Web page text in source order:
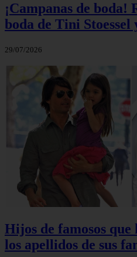
¡Campanas de boda!
boda de Tini
29/07/2026
Hijos de famosos que
los apellidos de sus